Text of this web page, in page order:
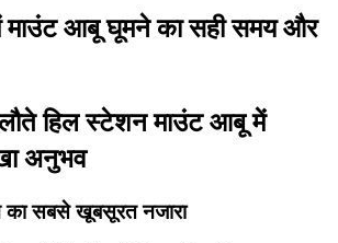
माउंट आबू घूमने का सही समय और
हिल स्टेशन माउंट आबू में
अनुभव
सबसे खूबसूरत नजारा